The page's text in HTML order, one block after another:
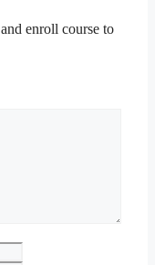
and enroll course to